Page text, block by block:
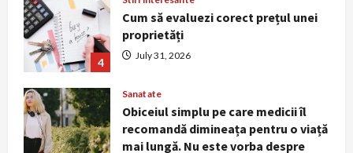
5
Obiceiul simplu pe care medicii îl
recomandă dimineața pentru o viață
mai lungă. Nu este vorba despre
cafea sau antrenamente intense
Stiri interesante
Cum te ferești de insolație în zilele
cu peste 40°C. Simptomele care
impun intervenție medicală